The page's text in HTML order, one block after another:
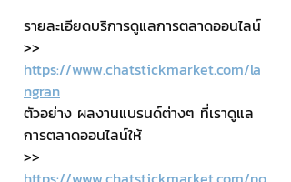
รายละเอียดบริการดูแลการตลาดออนไลน์
>>
https://www.chatstickmarket.com/la
ngran
ตัวอย่าง ผลงานแบรนด์ต่างๆ ที่เราดูแล
การตลาดออนไลน์ให้
>>